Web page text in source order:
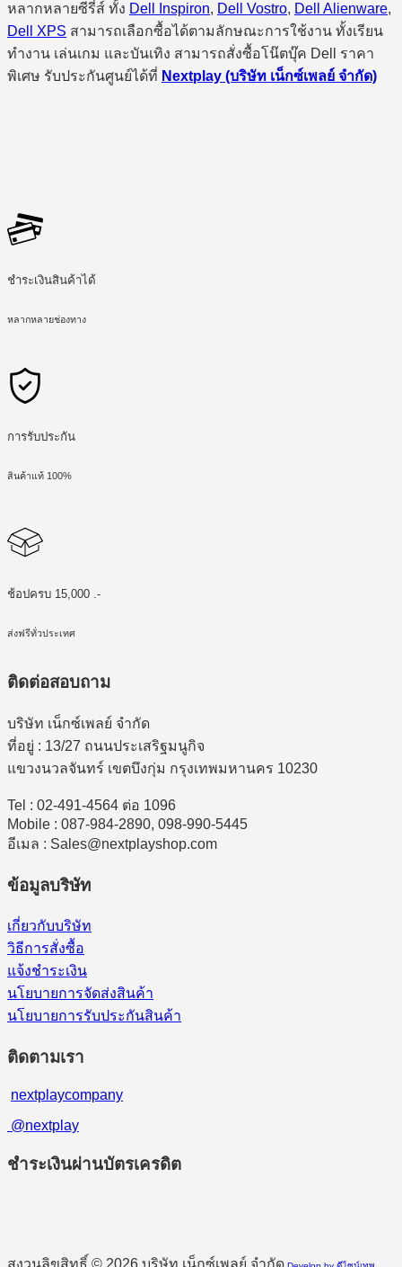
หลากหลายซีรี่ส์ ทั้ง Dell Inspiron, Dell Vostro, Dell Alienware,
Dell XPS สามารถเลือกซื้อได้ตามลักษณะการใช้งาน ทั้งเรียน
ทำงาน เล่นเกม และบันเทิง สามารถสั่งซื้อโน๊ตบุ๊ค Dell ราคา
พิเศษ รับประกันศูนย์ได้ที่ Nextplay (บริษัท เน็กซ์เพลย์ จำกัด)
ชำระเงินสินค้าได้
หลากหลายช่องทาง
การรับประกัน
สินค้าแท้ 100%
ช้อปครบ 15,000 .-
ส่งฟรีทั่วประเทศ
ติดต่อสอบถาม
บริษัท เน็กซ์เพลย์ จำกัด
ที่อยู่ : 13/27 ถนนประเสริฐมนูกิจ
แขวงนวลจันทร์ เขตบึงกุ่ม กรุงเทพมหานคร 10230
Tel : 02-491-4564 ต่อ 1096
Mobile : 087-984-2890, 098-990-5445
อีเมล : Sales@nextplayshop.com
ข้อมูลบริษัท
เกี่ยวกับบริษัท
วิธีการสั่งซื้อ
แจ้งชำระเงิน
นโยบายการจัดส่งสินค้า
นโยบายการรับประกันสินค้า
ติดตามเรา
nextplaycompany
@nextplay
ชำระเงินผ่านบัตรเครดิต